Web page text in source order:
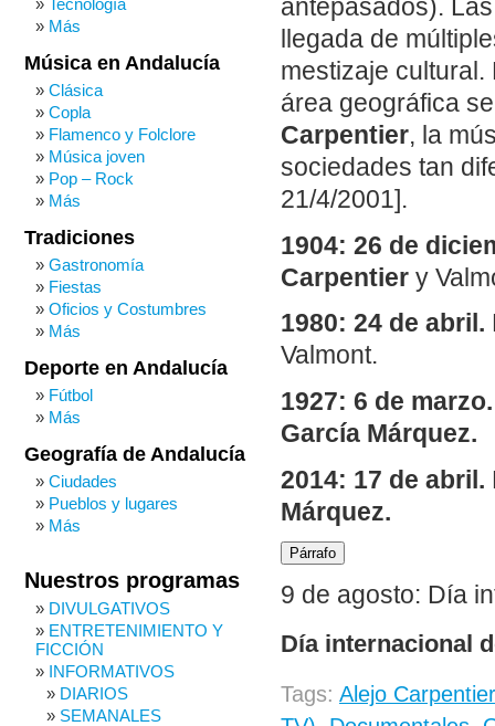
antepasados).
llegada de
mestizaje
área geográfica
Carpentier, la
sociedades tan
21/4/2001].
1904: 26 de
Carpentier y
1980: 24 de abril.
Valmont.
1927: 6 de marzo.
García Márquez.
2014: 17 de abril.
Márquez.
Párrafo
9 de agosto: Día
Día internacional
Tags: Alejo
Tecnología
Más
Música en Andalucía
Clásica
Copla
Flamenco y Folclore
Música joven
Pop – Rock
Más
Tradiciones
Gastronomía
Fiestas
Oficios y Costumbres
Más
Deporte en Andalucía
Fútbol
Más
Geografía de Andalucía
Ciudades
Pueblos y lugares
Más
Nuestros programas
DIVULGATIVOS
ENTRETENIMIENTO Y
FICCIÓN
INFORMATIVOS
DIARIOS
SEMANALES